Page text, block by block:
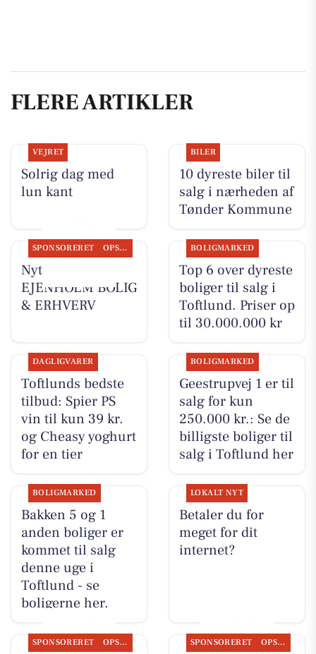
FLERE ARTIKLER
VEJRET
Solrig dag med
lun kant
BILER
10 dyreste biler til
salg i nærheden af
Tønder Kommune
SPONSORERET OPSLAGSTAVLEN
Nyt fra
EJENHOLM BOLIG
& ERHVERV
BOLIGMARKED
Top 6 over dyreste
boliger til salg i
Toftlund. Priser op
til 30.000.000 kr
DAGLIGVARER
Toftlunds bedste
tilbud: Spier PS
vin til kun 39 kr.
og Cheasy yoghurt
for en tier
BOLIGMARKED
Geestrupvej 1 er til
salg for kun
250.000 kr.: Se de
billigste boliger til
salg i Toftlund her
BOLIGMARKED
Bakken 5 og 1
anden boliger er
kommet til salg
denne uge i
Toftlund - se
boligerne her.
LOKALT NYT
Betaler du for
meget for dit
internet?
SPONSORERET OPSLAGSTAVLEN SPONSORERET OPSLAGSTAVLEN